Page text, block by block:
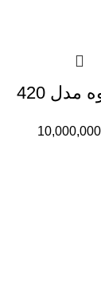
420
10,000,000